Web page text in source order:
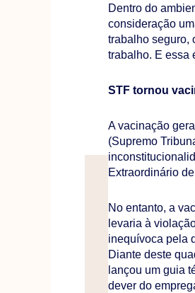
Dentro do
consideração
trabalho seguro,
trabalho. E essa
STF tornou
A vacinação
(Supremo
Extraordinário
No entanto, a
levaria à
inequívoca pela
Diante deste
lançou um guia
dever do